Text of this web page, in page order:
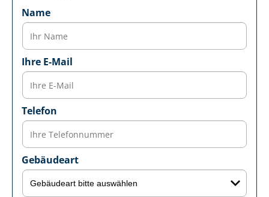
Name
Ihre E-Mail
Telefon
Gebäudeart